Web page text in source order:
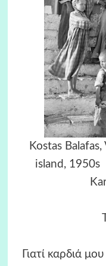
Kostas
island,
Γιατί καρδιά